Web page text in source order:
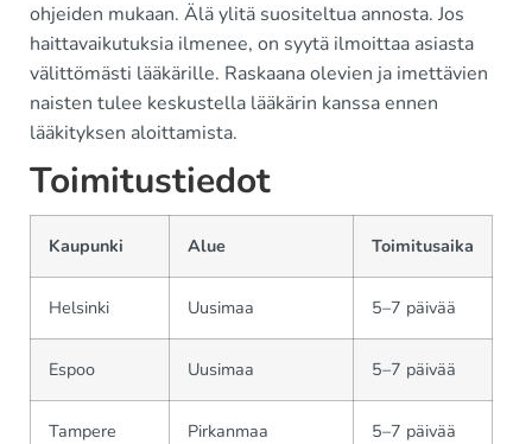
ohjeiden mukaan. Älä ylitä suositeltua annosta. Jos
haittavaikutuksia ilmenee, on syytä ilmoittaa asiasta
välittömästi lääkärille. Raskaana olevien ja imettävien
naisten tulee keskustella lääkärin kanssa ennen
lääkityksen aloittamista.
Toimitustiedot
Kaupunki Alue Toimitusaika
Helsinki Uusimaa 5–7 päivää
Espoo Uusimaa 5–7 päivää
Tampere Pirkanmaa 5–7 päivää